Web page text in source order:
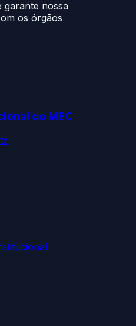
garante nossa
os órgãos
do MEC